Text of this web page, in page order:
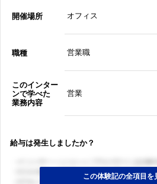
開催場所 オフィス
職種 営業職
このインター
ンで学べた
業務内容
営業
給与は発生しましたか？